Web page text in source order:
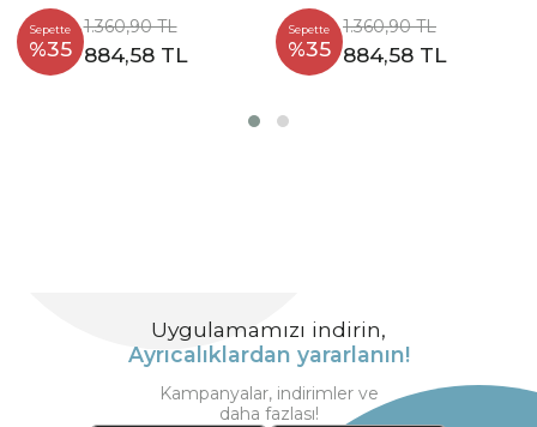
Sepette
%35
1.360,90 TL
884,58 TL
Sepette
%35
1.360,90 TL
884,58 TL
Uygulamamızı indirin,
Ayrıcalıklardan yararlanın!
Kampanyalar, indirimler ve
daha fazlası!